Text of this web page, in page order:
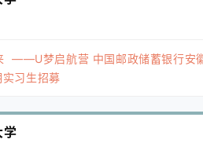
——U梦启航营 中国邮政储蓄银行安
习生招募
学